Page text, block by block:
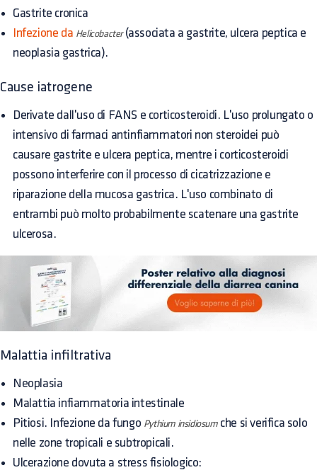
Gastrite cronica
Infezione da Helicobacter(associata a gastrite, ulcera peptica e
neoplasia gastrica).
Cause iatrogene
Derivate dall'uso di FANS e corticosteroidi. L'uso prolungato o
intensivo di farmaci antinfiammatori non steroidei può
causare gastrite e ulcera peptica, mentre i corticosteroidi
possono interferire con il processo di cicatrizzazione e
riparazione della mucosa gastrica. L'uso combinato di
entrambi può molto probabilmente scatenare una gastrite
ulcerosa.
Malattia infiltrativa
Neoplasia
Malattia infiammatoria intestinale
Pitiosi. Infezione da fungo Pythium insidiosumche si verifica solo
nelle zone tropicali e subtropicali.
Ulcerazione dovuta a stress fisiologico: